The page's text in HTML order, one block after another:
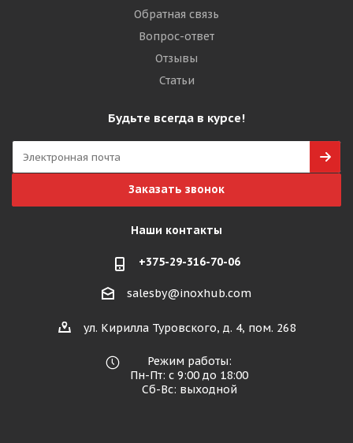
Обратная связь
Вопрос-ответ
Отзывы
Статьи
Будьте всегда в курсе!
Заказать звонок
Наши контакты
+375-29-316-70-06
salesby@inoxhub.com
ул. Кирилла Туровского, д. 4, пом. 268
Режим работы:
Пн-Пт: с 9:00 до 18:00
Сб-Вс: выходной